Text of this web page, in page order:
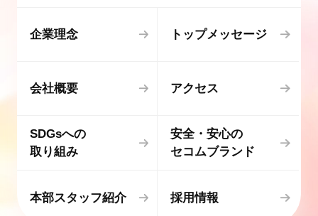
企業理念 トップメッセージ
会社概要 アクセス
SDGsへの
取り組み
安全・安心の
セコムブランド
本部スタッフ紹介 採用情報